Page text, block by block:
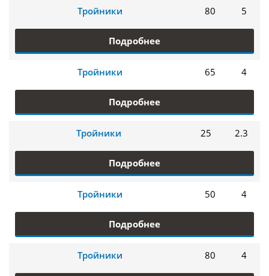
Тройники 80 5
Подробнее
Тройники 65 4
Подробнее
Тройники 25 2.3
Подробнее
Тройники 50 4
Подробнее
Тройники 80 4